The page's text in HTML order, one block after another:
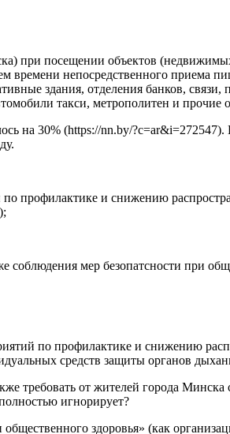
при посещении объектов
непосредственного приема
здания, отделения банков,
такси, метрополитен и прочие
на 30% (https://nn.by/
профилактике и снижению
мер безопатсности при
по профилактике и снижению
средств защиты органов
требовать от жителей города
игнорирует?
здоровья» (как